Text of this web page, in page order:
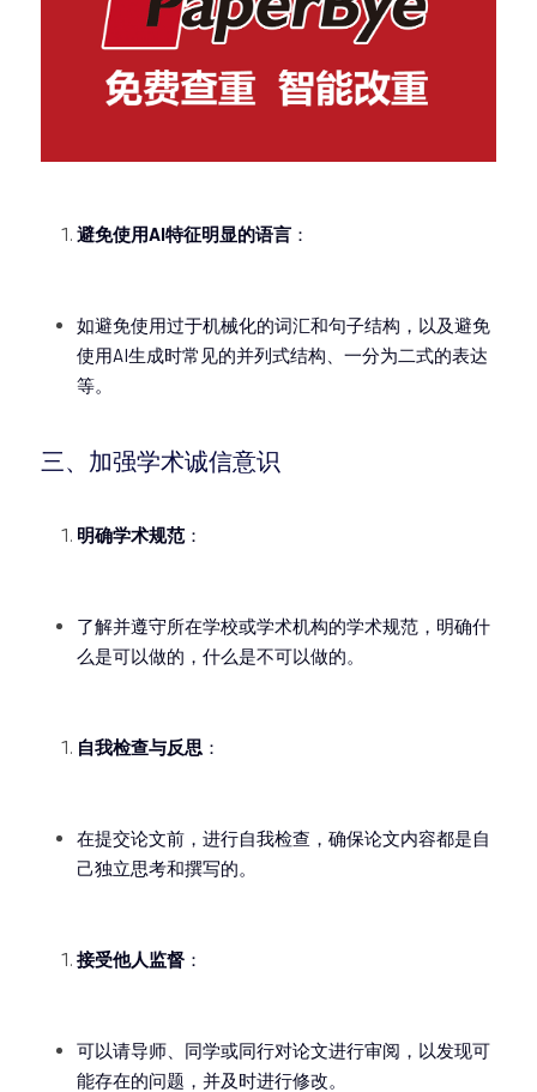
避免使用AI特征明显的语言 ：
如避免使用过于机械化的词汇和句子结构，以及避免
使用AI生成时常见的并列式结构、一分为二式的表达
等。
三、加强学术诚信意识
明确学术规范：
了解并遵守所在学校或学术机构的学术规范，明确什
么是可以做的，什么是不可以做的。
自我检查与反思 ：
在提交论文前，进行自我检查，确保论文内容都是自
己独立思考和撰写的。
接受他人监督 ：
可以请导师、同学或同行对论文进行审阅，以发现可
能存在的问题，并及时进行修改。